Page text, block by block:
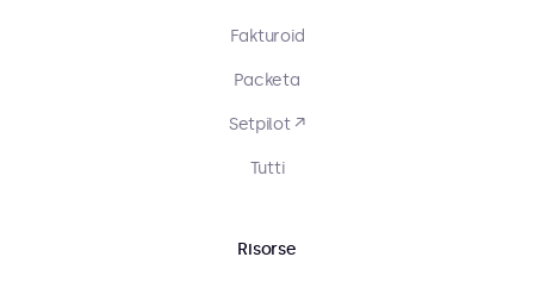
Fakturoid
Packeta
Setpilot ↗
Tutti
Risorse